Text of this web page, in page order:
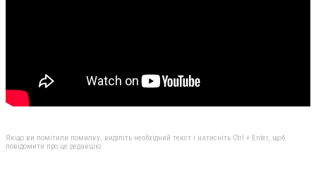
Якщо ви помітили помилку, виділіть необхідний текст і натисніть Ctrl + Enter, щоб
повідомити про це редакцію